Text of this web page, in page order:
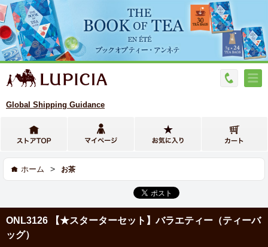
Global Shipping Guidance
ホーム > お茶
ONL3126 【★スターターセット】バラエティー（ティーバ
ッグ）